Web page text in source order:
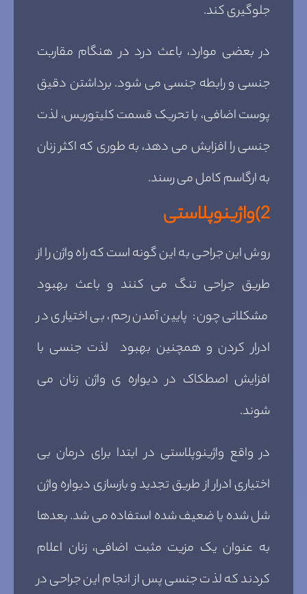
جلوگیری کند.
در بعضی موارد، باعث درد در هنگام مقاربت
جنسی و رابطه جنسی می شود. برداشتن دقیق
پوست اضافی، با تحریک قسمت کلیتوریس، لذت
جنسی را افزایش می دهد، به طوری که اکثر زنان
به ارگاسم کامل می رسند.
2) واژینوپلاستی
روش این جراحی به این گونه است که راه واژن را از
طریق جراحی تنگ می کنند و باعث بهبود
مشکلاتی چون: پایین آمدن رحم، بی اختیاری در
ادرار کردن و همچنین بهبود لذت جنسی با
افزایش اصطکاک در دیواره ی واژن زنان می
شوند.
در واقع واژینوپلاستی در ابتدا برای درمان بی
اختیاری ادرار از طریق تجدید و بازسازی دیواره واژن
شل شده یا ضعیف شده استفاده می شد. بعدها
به عنوان یک مزیت مثبت اضافی، زنان اعلام
کردند که لذت جنسی پس از انجام این جراحی در